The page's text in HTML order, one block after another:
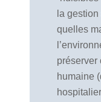
la
quelles
préserver
humaine